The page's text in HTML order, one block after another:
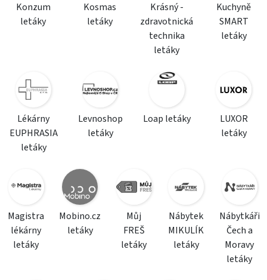
Konzum
letáky
Kosmas
letáky
Krásný -
zdravotnická
technika
letáky
Kuchyně
SMART
letáky
Lékárny
EUPHRASIA
letáky
Levnoshop
letáky
Loap letáky
LUXOR
letáky
Magistra
lékárny
letáky
Mobino.cz
letáky
Můj
FREŠ
letáky
Nábytek
MIKULÍK
letáky
Nábytkáři
Čech a
Moravy
letáky